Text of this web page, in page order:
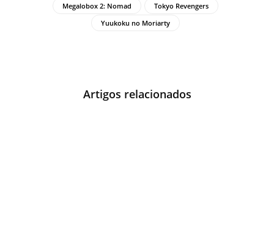
Megalobox 2: Nomad
Tokyo Revengers
Yuukoku no Moriarty
Artigos relacionados